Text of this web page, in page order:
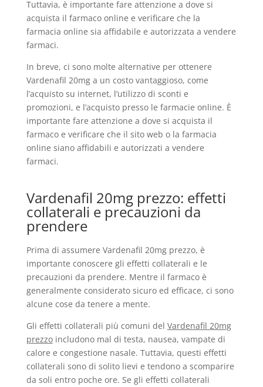
Tuttavia, è importante fare attenzione a dove si
acquista il farmaco online e verificare che la
farmacia online sia affidabile e autorizzata a vendere
farmaci.
In breve, ci sono molte alternative per ottenere
Vardenafil 20mg a un costo vantaggioso, come
l’acquisto su internet, l’utilizzo di sconti e
promozioni, e l’acquisto presso le farmacie online. È
importante fare attenzione a dove si acquista il
farmaco e verificare che il sito web o la farmacia
online siano affidabili e autorizzati a vendere
farmaci.
Vardenafil 20mg prezzo: effetti
collaterali e precauzioni da
prendere
Prima di assumere Vardenafil 20mg prezzo, è
importante conoscere gli effetti collaterali e le
precauzioni da prendere. Mentre il farmaco è
generalmente considerato sicuro ed efficace, ci sono
alcune cose da tenere a mente.
Gli effetti collaterali più comuni del Vardenafil 20mg
prezzoincludono mal di testa, nausea, vampate di
calore e congestione nasale. Tuttavia, questi effetti
collaterali sono di solito lievi e tendono a scomparire
da soli entro poche ore. Se gli effetti collaterali